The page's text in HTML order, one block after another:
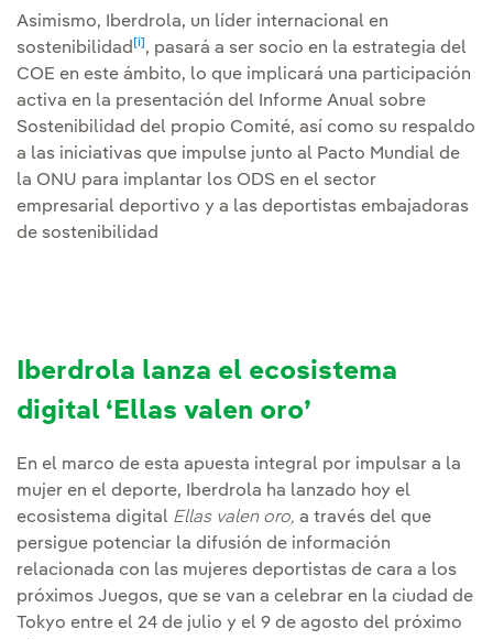
Asimismo, Iberdrola, un líder internacional en
sostenibilidad [i] , pasará a ser socio en la estrategia del
COE en este ámbito, lo que implicará una participación
activa en la presentación del Informe Anual sobre
Sostenibilidad del propio Comité, así como su respaldo
a las iniciativas que impulse junto al Pacto Mundial de
la ONU para implantar los ODS en el sector
empresarial deportivo y a las deportistas embajadoras
de sostenibilidad
Iberdrola lanza el ecosistema
digital ‘Ellas valen oro’
En el marco de esta apuesta integral por impulsar a la
mujer en el deporte, Iberdrola ha lanzado hoy el
ecosistema digital Ellas valen oro, a través del que
persigue potenciar la difusión de información
relacionada con las mujeres deportistas de cara a los
próximos Juegos, que se van a celebrar en la ciudad de
Tokyo entre el 24 de julio y el 9 de agosto del próximo